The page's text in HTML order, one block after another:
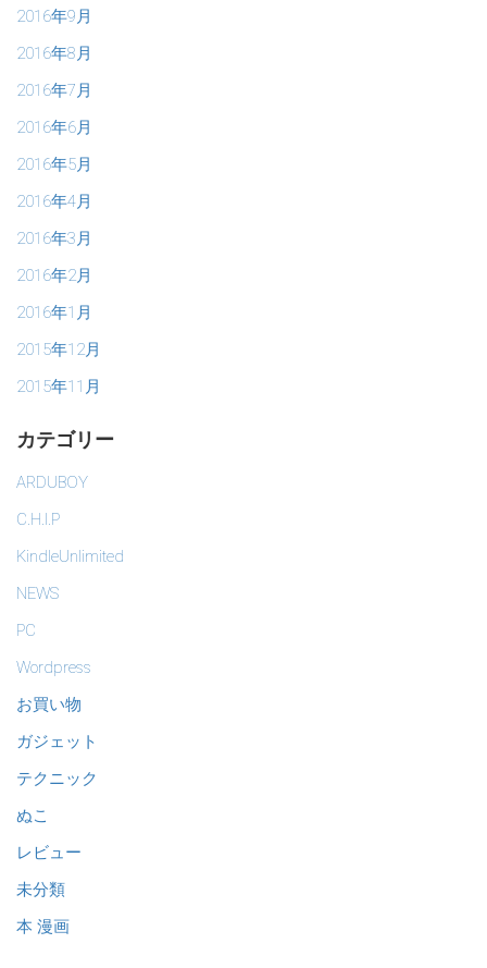
2016年9月
2016年8月
2016年7月
2016年6月
2016年5月
2016年4月
2016年3月
2016年2月
2016年1月
2015年12月
2015年11月
カテゴリー
ARDUBOY
C.H.I.P
KindleUnlimited
NEWS
PC
Wordpress
お買い物
ガジェット
テクニック
ぬこ
レビュー
未分類
本 漫画